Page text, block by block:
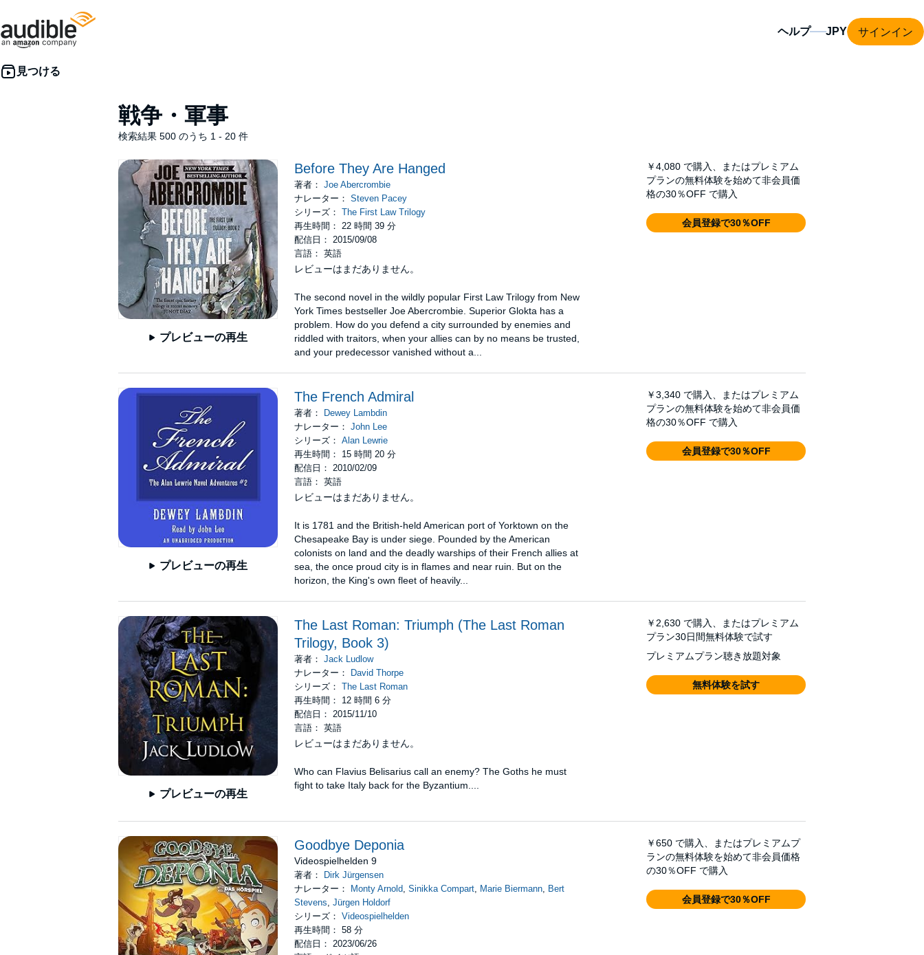
ヘルプ サインイン
戦争・軍事
検索結果 500 のうち 1 - 20 件
プレビューの再生
Before They Are Hanged
著者： Joe Abercrombie
ナレーター： Steven Pacey
シリーズ： The First Law Trilogy
再生時間： 22 時間 39 分
配信日： 2015/09/08
言語： 英語
レビューはまだありません。
The second novel in the wildly popular First Law Trilogy from New
York Times bestseller Joe Abercrombie. Superior Glokta has a
problem. How do you defend a city surrounded by enemies and
riddled with traitors, when your allies can by no means be trusted,
and your predecessor vanished without a...
￥4,080 で購入、またはプレミアム
プランの無料体験を始めて非会員価
格の30％OFF で購入
会員登録で30％OFF
プレビューの再生
The French Admiral
著者：
Dewey Lambdin
ナレーター： John Lee
シリーズ： Alan Lewrie
再生時間： 15 時間 20 分
配信日： 2010/02/09
言語： 英語
レビューはまだありません。
It is 1781 and the British-held American port of Yorktown on the
Chesapeake Bay is under siege. Pounded by the American
colonists on land and the deadly warships of their French allies at
sea, the once proud city is in flames and near ruin. But on the
horizon, the King's own fleet of heavily...
￥3,340 で購入、またはプレミアム
プランの無料体験を始めて非会員価
格の30％OFF で購入
会員登録で30％OFF
プレビューの再生
The Last Roman: Triumph (The Last Roman
Trilogy, Book 3)
著者： Jack Ludlow
ナレーター：
David Thorpe
シリーズ： The Last Roman
再生時間： 12 時間 6 分
配信日： 2015/11/10
言語： 英語
レビューはまだありません。
Who can Flavius Belisarius call an enemy? The Goths he must
fight to take Italy back for the Byzantium....
￥2,630 で購入、またはプレミアム
プラン30日間無料体験で試す
プレミアムプラン聴き放題対象
無料体験を試す
Goodbye Deponia
Videospielhelden 9
著者：
Dirk Jürgensen
ナレーター：
Monty Arnold Sinikka Compart, Marie Biermann,
Bert
Stevens Jürgen Holdorf
シリーズ： Videospielhelden
再生時間： 58 分
配信日： 2023/06/26
￥650 で購入、またはプレミアムプ
ランの無料体験を始めて非会員価格
の30％OFF で購入
会員登録で30％OFF